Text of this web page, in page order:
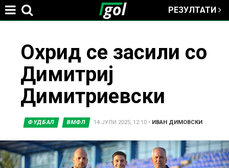
РЕЗУЛТАТИ
here
Охрид се засили со
Димитриј
Димитриевски
ФУДБАЛ ВМФЛ 14 ЈУЛИ 2025, 12:10 • ИВАН ДИМОВСКИ